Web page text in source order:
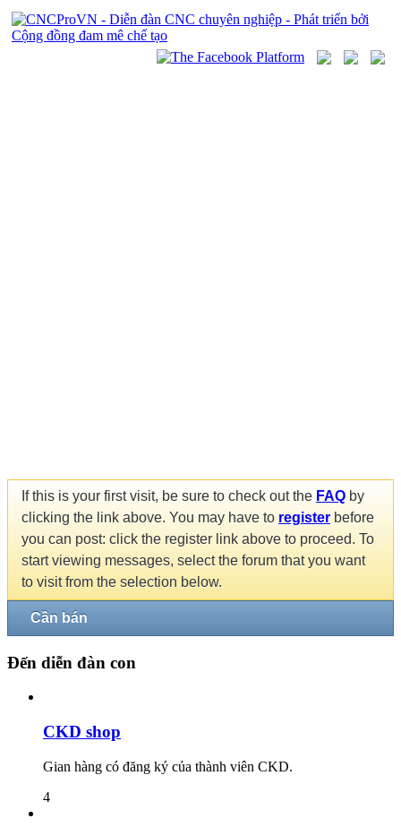
If this is your first visit, be sure to check out the FAQ by
clicking the link above. You may have to register before
you can post: click the register link above to proceed. To
start viewing messages, select the forum that you want
to visit from the selection below.
Cần bán
Đến diễn đàn con
CKD shop
Gian hàng có đăng ký của thành viên CKD.
4